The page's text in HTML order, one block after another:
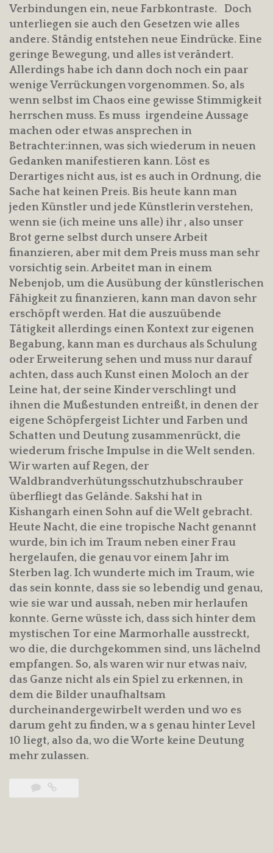
Verbindungen ein, neue Farbkontraste. Doch
unterliegen sie auch den Gesetzen wie alles
andere. Ständig entstehen neue Eindrücke. Eine
geringe Bewegung, und alles ist verändert.
Allerdings habe ich dann doch noch ein paar
wenige Verrückungen vorgenommen. So, als
wenn selbst im Chaos eine gewisse Stimmigkeit
herrschen muss. Es muss irgendeine Aussage
machen oder etwas ansprechen in
Betrachter:innen, was sich wiederum in neuen
Gedanken manifestieren kann. Löst es
Derartiges nicht aus, ist es auch in Ordnung, die
Sache hat keinen Preis. Bis heute kann man
jeden Künstler und jede Künstlerin verstehen,
wenn sie (ich meine uns alle) ihr , also unser
Brot gerne selbst durch unsere Arbeit
finanzieren, aber mit dem Preis muss man sehr
vorsichtig sein. Arbeitet man in einem
Nebenjob, um die Ausübung der künstlerischen
Fähigkeit zu finanzieren, kann man davon sehr
erschöpft werden. Hat die auszuübende
Tätigkeit allerdings einen Kontext zur eigenen
Begabung, kann man es durchaus als Schulung
oder Erweiterung sehen und muss nur darauf
achten, dass auch Kunst einen Moloch an der
Leine hat, der seine Kinder verschlingt und
ihnen die Mußestunden entreißt, in denen der
eigene Schöpfergeist Lichter und Farben und
Schatten und Deutung zusammenrückt, die
wiederum frische Impulse in die Welt senden.
Wir warten auf Regen, der
Waldbrandverhütungsschutzhubschrauber
überfliegt das Gelände. Sakshi hat in
Kishangarh einen Sohn auf die Welt gebracht.
Heute Nacht, die eine tropische Nacht genannt
wurde, bin ich im Traum neben einer Frau
hergelaufen, die genau vor einem Jahr im
Sterben lag. Ich wunderte mich im Traum, wie
das sein konnte, dass sie so lebendig und genau,
wie sie war und aussah, neben mir herlaufen
konnte. Gerne wüsste ich, dass sich hinter dem
mystischen Tor eine Marmorhalle ausstreckt,
wo die, die durchgekommen sind, uns lächelnd
empfangen. So, als waren wir nur etwas naiv,
das Ganze nicht als ein Spiel zu erkennen, in
dem die Bilder unaufhaltsam
durcheinandergewirbelt werden und wo es
darum geht zu finden, w a s genau hinter Level
10 liegt, also da, wo die Worte keine Deutung
mehr zulassen.